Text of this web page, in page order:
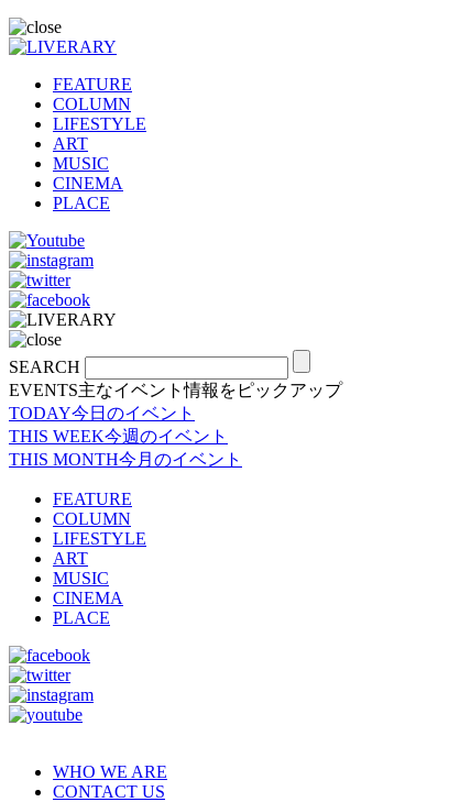
FEATURE
COLUMN
LIFESTYLE
ART
MUSIC
CINEMA
PLACE
SEARCH
EVENTS主なイベント情報をピックアップ
TODAY今日のイベント
THIS WEEK今週のイベント
THIS MONTH今月のイベント
FEATURE
COLUMN
LIFESTYLE
ART
MUSIC
CINEMA
PLACE
WHO WE ARE
CONTACT US